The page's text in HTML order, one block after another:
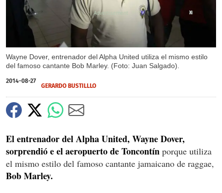
Wayne Dover, entrenador del Alpha United utiliza el mismo estilo
del famoso cantante Bob Marley. (Foto: Juan Salgado).
X
2014-08-27
GERARDO BUSTILLLO
El entrenador del Alpha United, Wayne Dover,
sorprendió e el aeropuerto de Toncontín porque utiliza
el mismo estilo del famoso cantante jamaicano de raggae,
Bob Marley.